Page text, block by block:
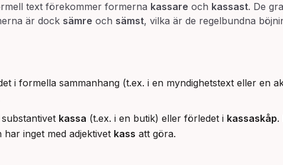
text förekommer formerna kassare och kassast. De
är dock sämre och sämst, vilka är de regelbundna
i formella sammanhang (t.ex. i en myndighetstext eller en
kassa (t.ex. i en butik) eller förledet i kassaskåp.
har inget med adjektivet kass att göra.